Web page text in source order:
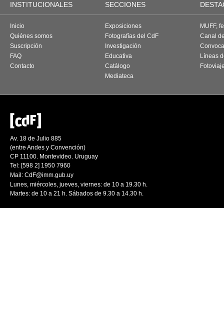
INSTITUCIONALES SECCIONES
Inicio
Quiénes somos
Suscripción
FAQ
Contacto
Exposiciones
Fotografías del CdF
Investigación
Educativa
Catálogo
Mediateca
MUFF,
Canal
Líneas
Av. 18 de Julio 885
(entre Andes y Convención)
CP 11100. Montevideo. Uruguay
Tel: [598 2] 1950 7960
Mail: CdF@imm.gub.uy
Lunes, miércoles, jueves, viernes: de 10 a 19.30 h.
Martes: de 10 a 21 h. Sábados de 9.30 a 14.30 h.